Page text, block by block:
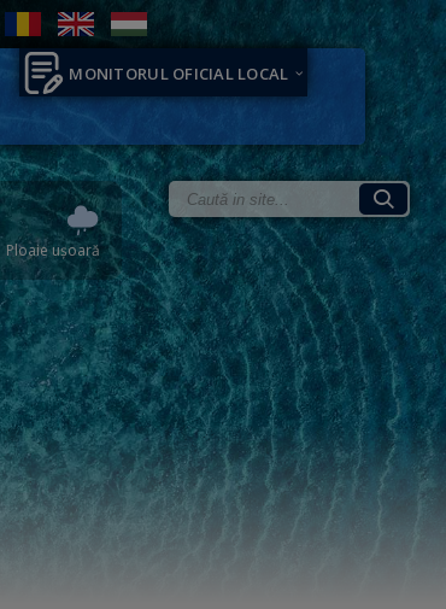
MONITORUL OFICIAL LOCAL
Ploaie ușoară